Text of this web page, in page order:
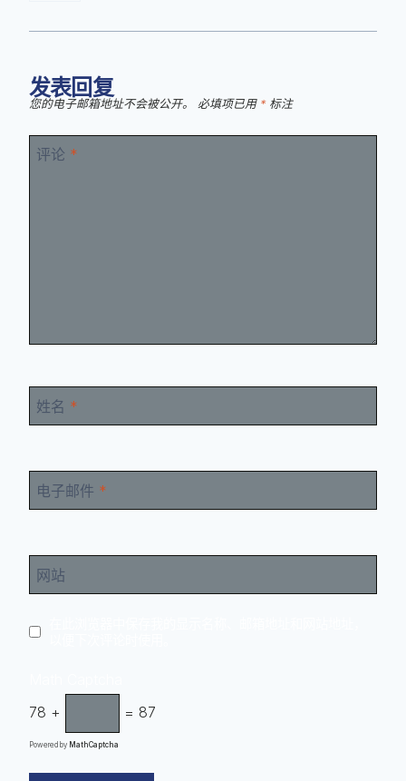
发表回复
您的电子邮箱地址不会被公开。 必填项已用 *标注
评论 *
姓名 *
电子邮件 *
网站
78 +
= 87
Powered by MathCaptcha